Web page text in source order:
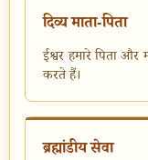
दिव्य माता-पिता
ईश्वर हमारे पिता और
करते हैं।
ब्रह्मांडीय सेवा